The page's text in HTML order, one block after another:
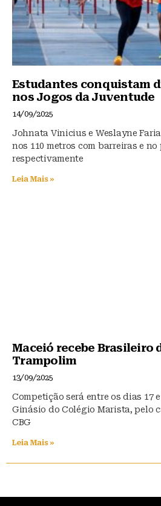
Estudantes conquistam
nos Jogos da Juventude
14/09/2025
Johnata Vinicius e Weslayne
nos 110 metros com barreiras e
respectivamente
Leia Mais »
Maceió recebe Brasileiro
Trampolim
13/09/2025
Competição será entre os dias 17
Ginásio do Colégio Marista, pelo
CBG
Leia Mais »